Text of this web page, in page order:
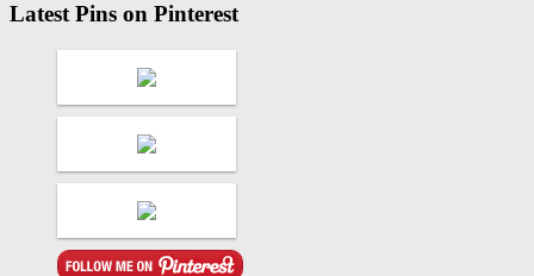
Latest Pins on Pinterest